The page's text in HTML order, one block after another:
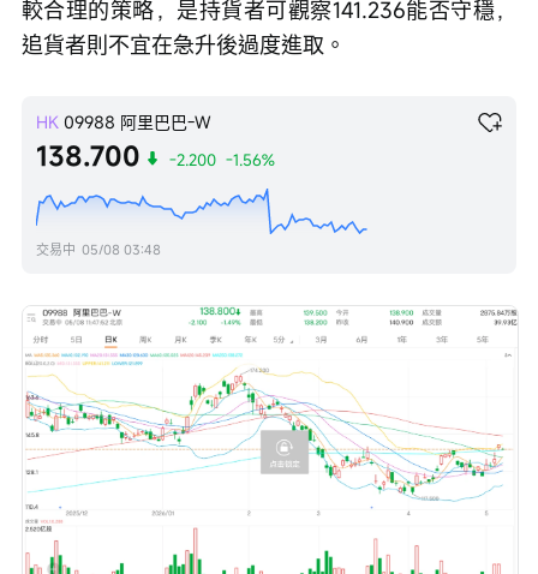
較合理的策略，是持貨者可觀察141.236能否守穩，
追貨者則不宜在急升後過度進取。
HK 09988 阿里巴巴-W
138.700 -2.200 -1.56%
交易中 05/08 03:48